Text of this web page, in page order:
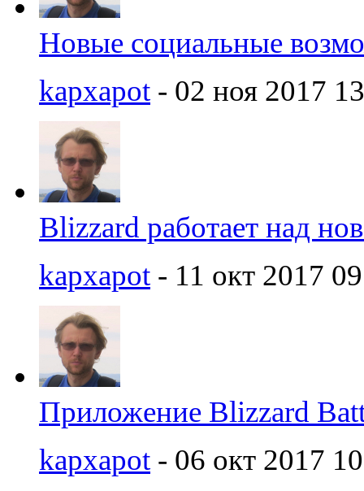
Новые социальные
kapxapot - 02 ноя 2017
Blizzard работает над
kapxapot - 11 окт 2017
Приложение Blizzard
kapxapot - 06 окт 2017